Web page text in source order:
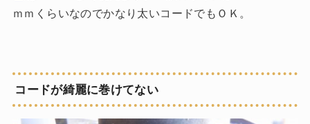
ｍｍくらいなのでかなり太いコードでもＯＫ。
コードが綺麗に巻けてない